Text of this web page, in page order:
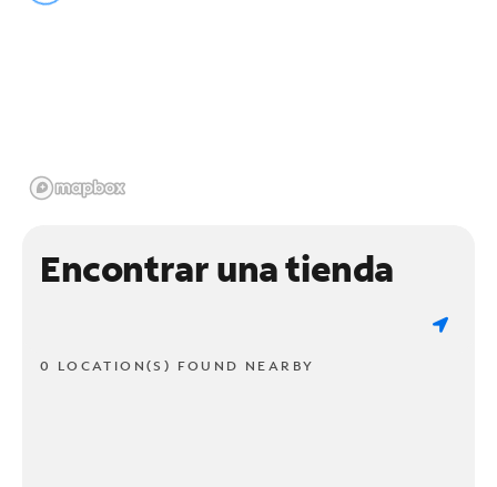
Encontrar una tienda
0 LOCATION(S) FOUND NEARBY